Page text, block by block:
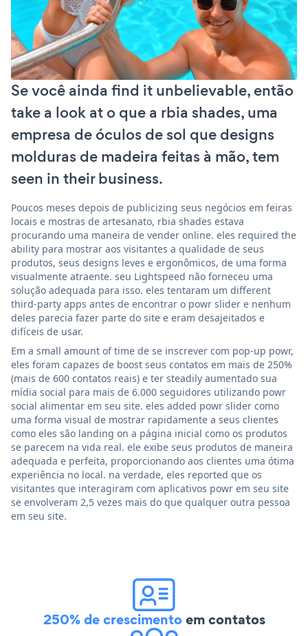
Se você ainda find it unbelievable, então
take a look at o que a rbia shades, uma
empresa de óculos de sol que designs
molduras de madeira feitas à mão, tem
seen in their business.
Poucos meses depois de publicizing seus negócios em feiras
locais e mostras de artesanato, rbia shades estava
procurando uma maneira de vender online. eles required the
ability para mostrar aos visitantes a qualidade de seus
produtos, seus designs leves e ergonômicos, de uma forma
visualmente atraente. seu Lightspeed não forneceu uma
solução adequada para isso. eles tentaram um different
third-party apps antes de encontrar o powr slider e nenhum
deles parecia fazer parte do site e eram desajeitados e
difíceis de usar.
Em a small amount of time de se inscrever com pop-up powr,
eles foram capazes de boost seus contatos em mais de 250%
(mais de 600 contatos reais) e ter steadily aumentado sua
mídia social para mais de 6.000 seguidores utilizando powr
social alimentar em seu site. eles added powr slider como
uma forma visual de mostrar rapidamente a seus clientes
como eles são landing on a página inicial como os produtos
se parecem na vida real. ele exibe seus produtos de maneira
adequada e perfeita, proporcionando aos clientes uma ótima
experiência no local. na verdade, eles reported que os
visitantes que interagiram com aplicativos powr em seu site
se envolveram 2,5 vezes mais do que qualquer outra pessoa
em seu site.
250% de crescimentoem contatos